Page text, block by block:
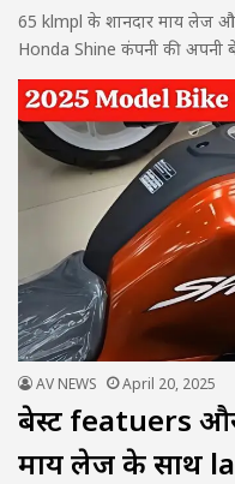
65 klmpl के शानदार माय लेज
Honda Shine कंपनी की अपनी
AV NEWS April 20, 2025
बेस्ट featuers
माय लेज के साथ